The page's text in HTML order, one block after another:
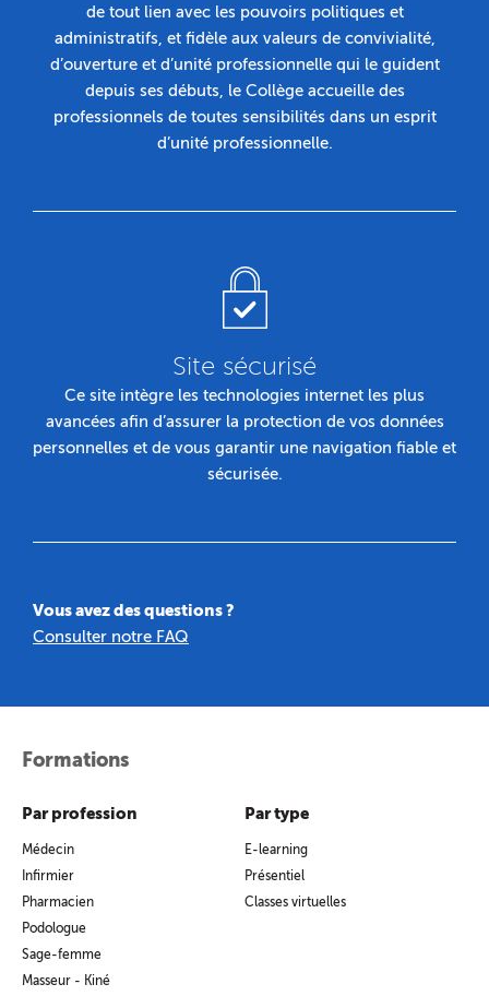
de tout lien avec les pouvoirs politiques et
administratifs, et fidèle aux valeurs de convivialité,
d’ouverture et d’unité professionnelle qui le guident
depuis ses débuts, le Collège accueille des
professionnels de toutes sensibilités dans un esprit
d’unité professionnelle.
Site sécurisé
Ce site intègre les technologies internet les plus
avancées afin d’assurer la protection de vos données
personnelles et de vous garantir une navigation fiable et
sécurisée.
Vous avez des questions ?
Consulter notre FAQ
Formations
Par profession
Médecin
Infirmier
Pharmacien
Podologue
Sage-femme
Masseur - Kiné
Par type
E-learning
Présentiel
Classes virtuelles